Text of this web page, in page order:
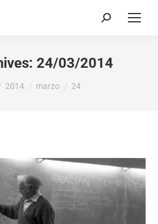
24/03/2014
here:
2014 marzo 24